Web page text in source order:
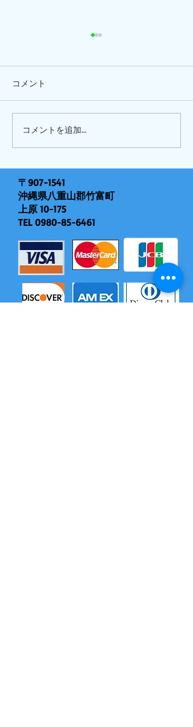
ピナイ半日+釣りツアー
コメント
コメントを追加…
〒907-1541
沖縄県八重山郡竹富町
上原 10-175
TEL 0980-85-6461